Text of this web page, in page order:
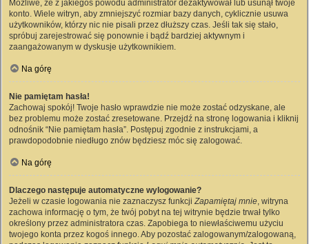
Możliwe, że z jakiegoś powodu administrator dezaktywował lub usunął twoje
konto. Wiele witryn, aby zmniejszyć rozmiar bazy danych, cyklicznie usuwa
użytkowników, którzy nic nie pisali przez dłuższy czas. Jeśli tak się stało,
spróbuj zarejestrować się ponownie i bądź bardziej aktywnym i
zaangażowanym w dyskusje użytkownikiem.
Na górę
Nie pamiętam hasła!
Zachowaj spokój! Twoje hasło wprawdzie nie może zostać odzyskane, ale
bez problemu może zostać zresetowane. Przejdź na stronę logowania i kliknij
odnośnik “Nie pamiętam hasła”. Postępuj zgodnie z instrukcjami, a
prawdopodobnie niedługo znów będziesz móc się zalogować.
Na górę
Dlaczego następuje automatyczne wylogowanie?
Jeżeli w czasie logowania nie zaznaczysz funkcjiZapamiętaj mnie, witryna
zachowa informację o tym, że twój pobyt na tej witrynie będzie trwał tylko
określony przez administratora czas. Zapobiega to niewłaściwemu użyciu
twojego konta przez kogoś innego. Aby pozostać zalogowanym/zalogowaną,